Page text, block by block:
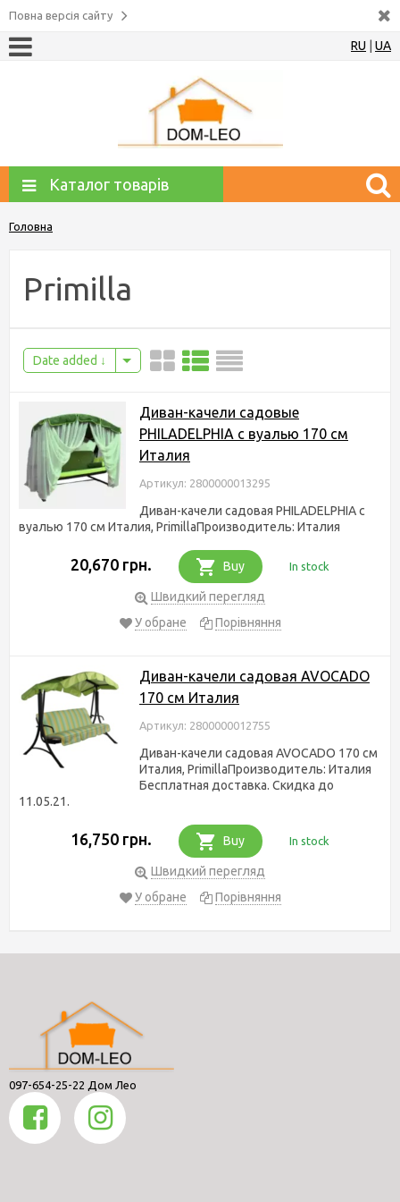
Повна версія сайту
RU UA
Каталог товарів
Головна
Primilla
Date added
Диван-качели садовые
PHILADELPHIA с вуалью 170 см
Италия
Артикул: 2800000013295
Диван-качели садовая PHILADELPHIA с
вуалью 170 см Италия, PrimillaПроизводитель: Италия
20,670 грн. Buy In stock
Швидкий перегляд
У обране
Порівняння
Диван-качели садовая AVOCADO
170 см Италия
Артикул: 2800000012755
Диван-качели садовая AVOCADO 170 см
Италия, PrimillaПроизводитель: Италия
Бесплатная доставка. Скидка до
11.05.21.
16,750 грн. Buy In stock
Швидкий перегляд
У обране
Порівняння
097-654-25-22 Дом Лео